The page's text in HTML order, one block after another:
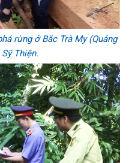
rừng ở Bắc Trà My (Quảng
Thiện.